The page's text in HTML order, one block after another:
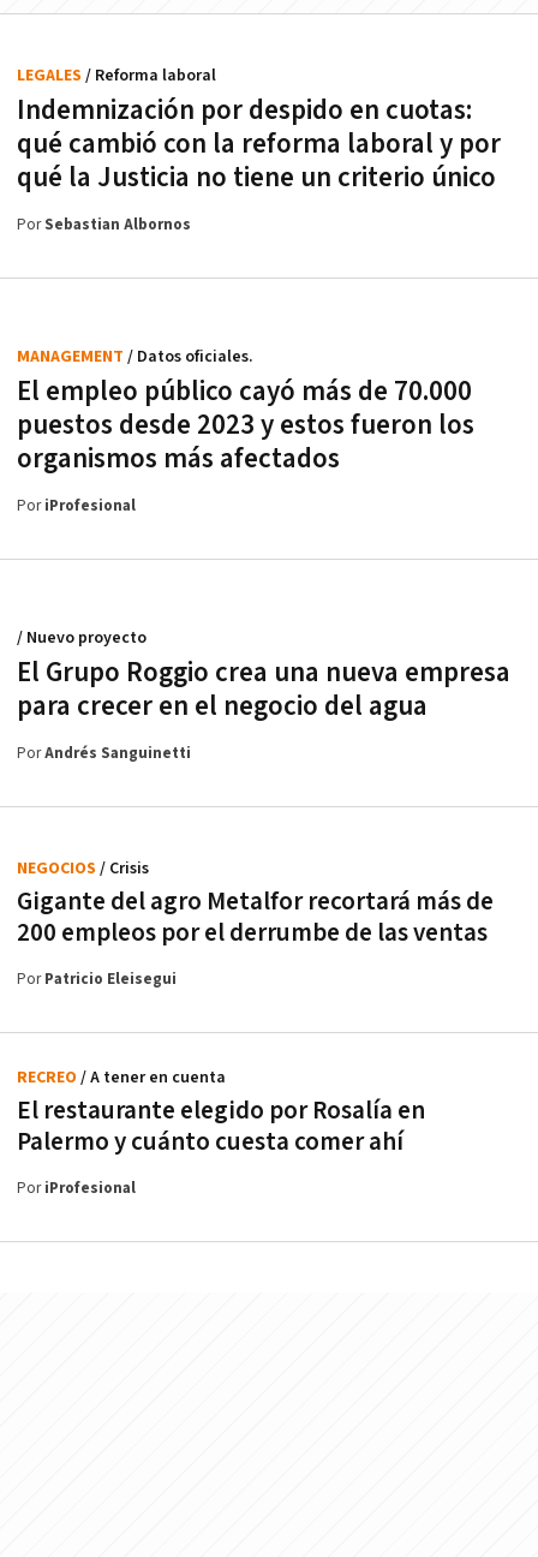
Indemnización por despido en cuotas:
qué cambió con la reforma laboral y por
qué la Justicia no tiene un criterio único
LEGALES / Reforma laboral
PorSebastian Albornos
El empleo público cayó más de 70.000
puestos desde 2023 y estos fueron los
organismos más afectados
MANAGEMENT / Datos oficiales.
PoriProfesional
El Grupo Roggio crea una nueva empresa
para crecer en el negocio del agua
/ Nuevo proyecto
PorAndrés Sanguinetti
Gigante del agro Metalfor recortará más de
200 empleos por el derrumbe de las ventas
NEGOCIOS / Crisis
PorPatricio Eleisegui
El restaurante elegido por Rosalía en
Palermo y cuánto cuesta comer ahí
RECREO / A tener en cuenta
PoriProfesional